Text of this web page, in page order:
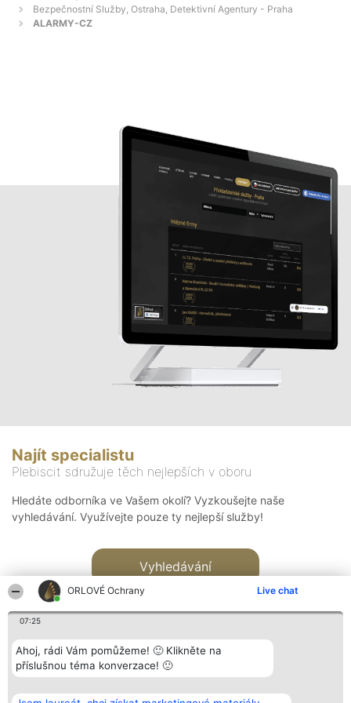
ORLOVÉ Ochrany Live chat
07:25
Ahoj, rádi Vám pomůžeme! 🙂 Klikněte na
příslušnou téma konverzace! 🙂
Bezpečnostní Služby, Ostraha, Detektivní Agentury - Praha
ALARMY-CZ
Najít specialistu
Plebiscit sdružuje těch nejlepších v oboru
Hledáte odborníka ve Vašem okolí? Vyzkoušejte naše
vyhledávání. Využívejte pouze ty nejlepší služby!
Vyhledávání
Bright Side Solutions sp. z o.
Vítězové
Kontakt